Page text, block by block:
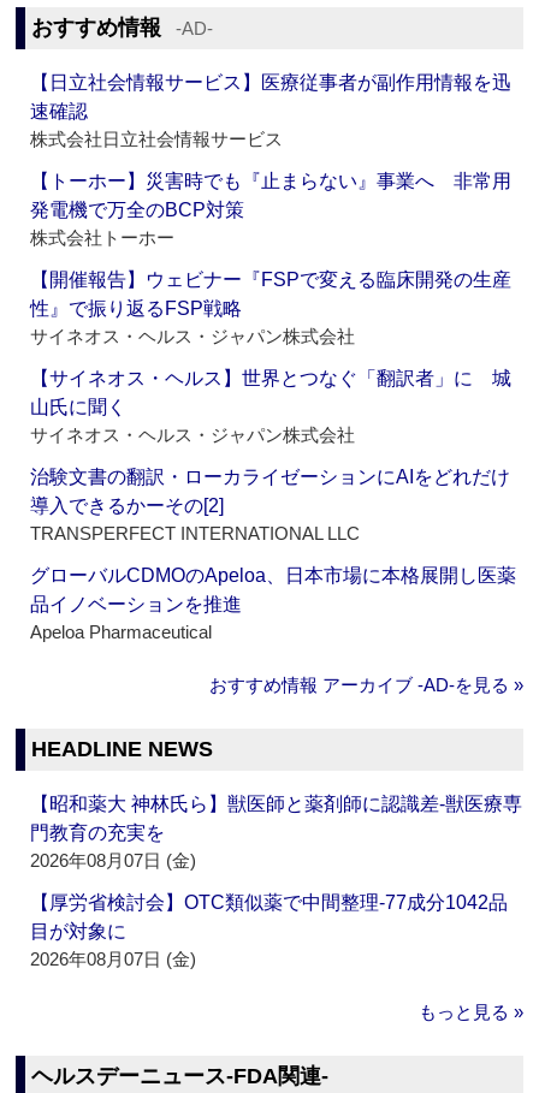
おすすめ情報 ‐AD‐
【日立社会情報サービス】医療従事者が副作用情報を迅
速確認
株式会社日立社会情報サービス
【トーホー】災害時でも『止まらない』事業へ 非常用
発電機で万全のBCP対策
株式会社トーホー
【開催報告】ウェビナー『FSPで変える臨床開発の生産
性』で振り返るFSP戦略
サイネオス・ヘルス・ジャパン株式会社
【サイネオス・ヘルス】世界とつなぐ「翻訳者」に 城
山氏に聞く
サイネオス・ヘルス・ジャパン株式会社
治験文書の翻訳・ローカライゼーションにAIをどれだけ
導入できるかーその[2]
TRANSPERFECT INTERNATIONAL LLC
グローバルCDMOのApeloa、日本市場に本格展開し医薬
品イノベーションを推進
Apeloa Pharmaceutical
おすすめ情報 アーカイブ ‐AD‐を見る »
HEADLINE NEWS
【昭和薬大 神林氏ら】獣医師と薬剤師に認識差‐獣医療専
門教育の充実を
2026年08月07日 (金)
【厚労省検討会】OTC類似薬で中間整理‐77成分1042品
目が対象に
2026年08月07日 (金)
もっと見る »
ヘルスデーニュース‐FDA関連‐